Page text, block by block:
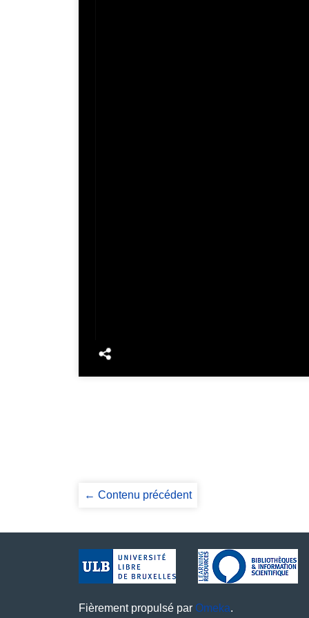
← Contenu précédent
Fièrement propulsé par Omeka.